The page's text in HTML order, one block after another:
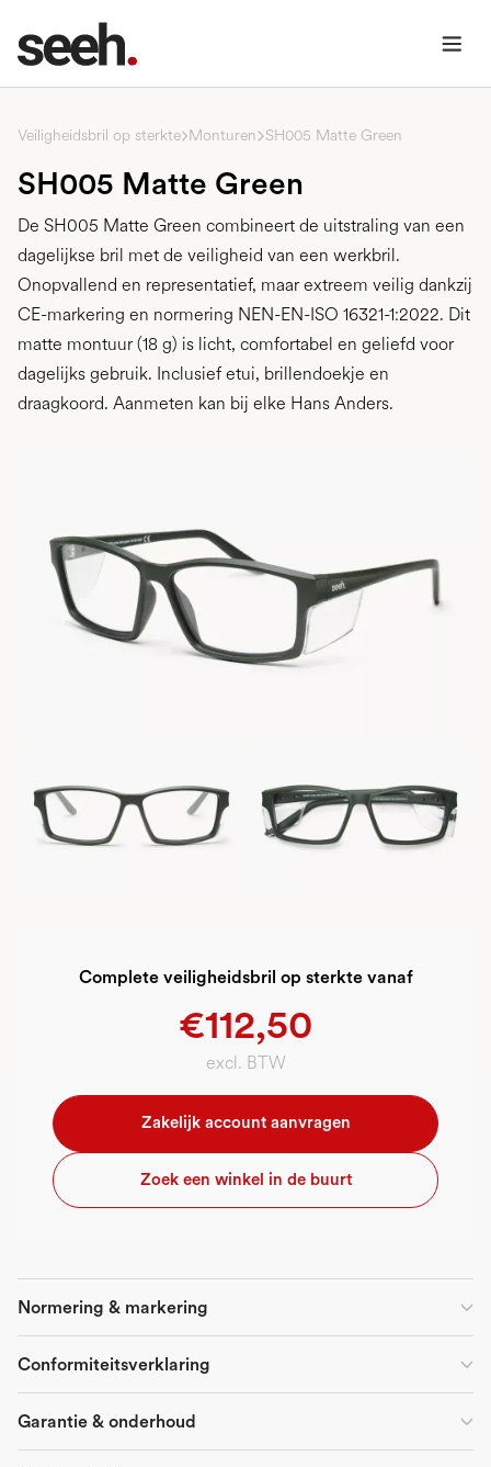
Veiligheidsbril op sterkte Monturen SH005 Matte Green
SH005 Matte Green
De SH005 Matte Green combineert de uitstraling van een
dagelijkse bril met de veiligheid van een werkbril.
Onopvallend en representatief, maar extreem veilig dankzij
CE-markering en normering NEN-EN-ISO 16321-1:2022. Dit
matte montuur (18 g) is licht, comfortabel en geliefd voor
dagelijks gebruik. Inclusief etui, brillendoekje en
draagkoord. Aanmeten kan bij elke Hans Anders.
Complete veiligheidsbril op sterkte vanaf
€112,50
excl. BTW
Zakelijk account aanvragen
Zoek een winkel in de buurt
Normering & markering
Conformiteitsverklaring
Garantie & onderhoud